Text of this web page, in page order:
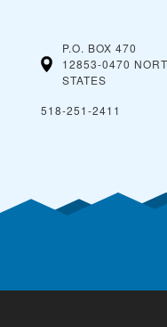
P.O. BOX 470
12853-0470
STATES
518-251-2411